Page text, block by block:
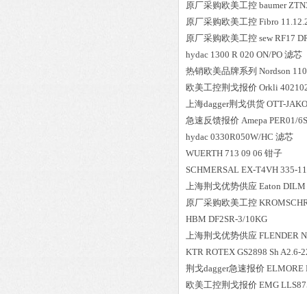
原厂采购欧美工控 baumer
原厂采购欧美工控 Fibro
原厂采购欧美工控 sew RF17
hydac 1300 R 020 ON/PO 滤芯
热销欧美品牌系列 Nordson
欧美工控荆戈报价 Orkli
上海dagger荆戈供货 OTT-
急速反馈报价 Amepa PER01/
hydac 0330R050W/HC 滤芯
WUERTH 713 09 06 钳子
SCHMERSAL EX-T4VH 335-
上海荆戈优势供应 Eaton DILM
原厂采购欧美工控
HBM DF2SR-3/10KG
上海荆戈优势供应 FLENDER
KTR ROTEX GS2898 Sh A2.6-
荆戈dagger急速报价 ELMORE
欧美工控荆戈报价 EMG